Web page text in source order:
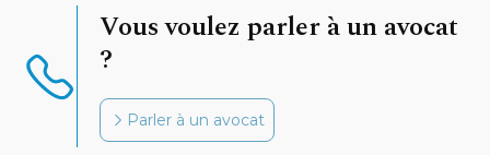
Vous voulez parler à un avocat
?
Parler à un avocat